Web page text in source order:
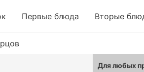
Первые блюда Вторые
Для любых